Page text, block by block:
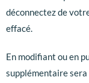
déconnectez de
effacé.
En modifiant ou en
supplémentaire